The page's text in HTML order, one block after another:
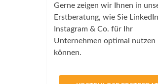
Gerne zeigen wir Ihnen in
Erstberatung, wie Sie
Instagram & Co. für Ihr
Unternehmen optimal nutzen
können.